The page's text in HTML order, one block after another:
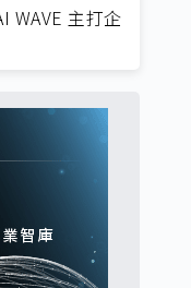
WAVE 主打企